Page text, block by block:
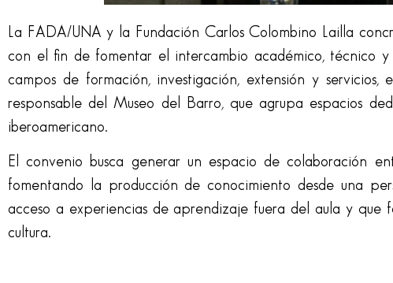
La FADA/UNA y la Fundación Carlos Colombino Lailla
con el fin de fomentar el intercambio académico, técnico
campos de formación, investigación, extensión y
responsable del Museo del Barro, que agrupa espacios
iberoamericano.
El convenio busca generar un espacio de colaboración
fomentando la producción de conocimiento desde una
acceso a experiencias de aprendizaje fuera del aula y que
cultura.